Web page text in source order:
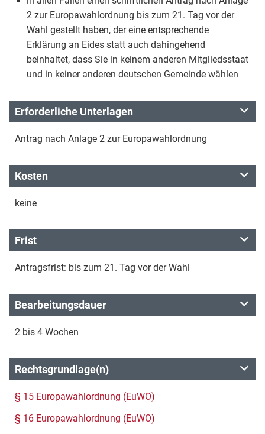
2 zur Europawahlordnung bis zum 21. Tag vor der
Wahl gestellt haben, der eine entsprechende
Erklärung an Eides statt auch dahingehend
beinhaltet, dass Sie in keinem anderen Mitgliedsstaat
und in keiner anderen deutschen Gemeinde wählen
Erforderliche Unterlagen
Antrag nach Anlage 2 zur Europawahlordnung
Kosten
keine
Frist
Antragsfrist: bis zum 21. Tag vor der Wahl
Bearbeitungsdauer
2 bis 4 Wochen
Rechtsgrundlage(n)
§ 15 Europawahlordnung (EuWO)
§ 16 Europawahlordnung (EuWO)